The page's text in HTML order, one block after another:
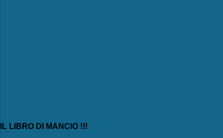
IL LIBRO DI MANCIO !!!